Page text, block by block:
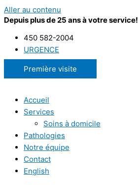
Aller au contenu
Depuis plus de 25 ans à votre service!
450 582-2004
URGENCE
Première visite
Accueil
Services
Soins à domicile
Pathologies
Notre équipe
Contact
English